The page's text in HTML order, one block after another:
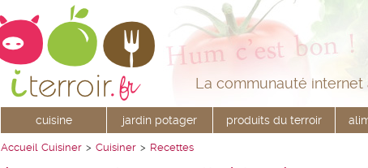
La communauté
cuisine jardin potager produits du terroir
Accueil Cuisiner > Cuisiner > Recettes